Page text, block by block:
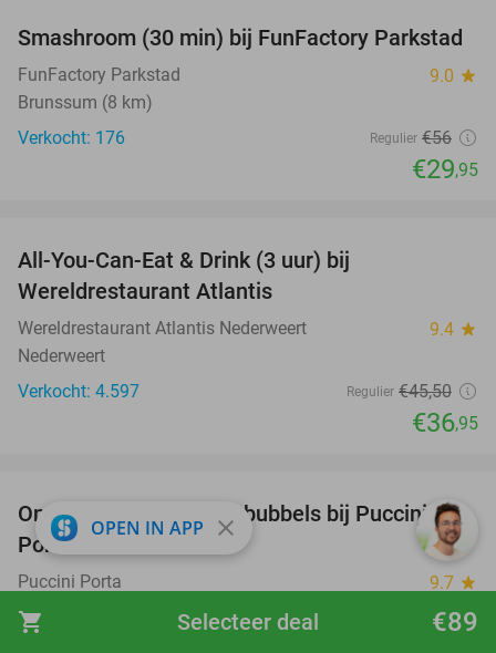
shopping_cart €89
Selecteer deal
47%
Smashroom (30 min) bij FunFactory Parkstad
FunFactory Parkstad 9.0 star
Brunssum (8 km)
Verkocht: 176
Regulier €56
€29,95
All-You-Can-Eat & Drink (3 uur) bij
Wereldrestaurant Atlantis
Wereldrestaurant Atlantis Nederweert 9.4 star
Nederweert
Verkocht: 4.597
Regulier €45,50
€36,95
29%
Ontbijtbuffet + glaasje bubbels bij Puccini
Porta
Puccini Porta 9.7 star
Maasmechelen (8 km)
OPEN IN APP close